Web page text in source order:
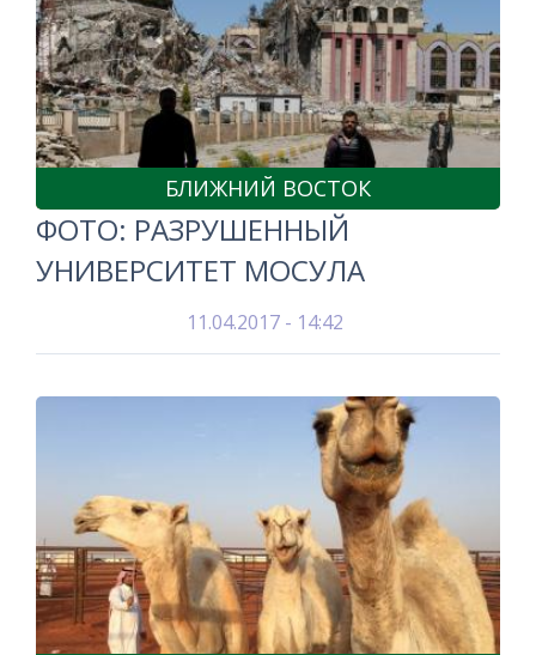
БЛИЖНИЙ ВОСТОК
ФОТО: РАЗРУШЕННЫЙ
УНИВЕРСИТЕТ МОСУЛА
11.04.2017 - 14:42